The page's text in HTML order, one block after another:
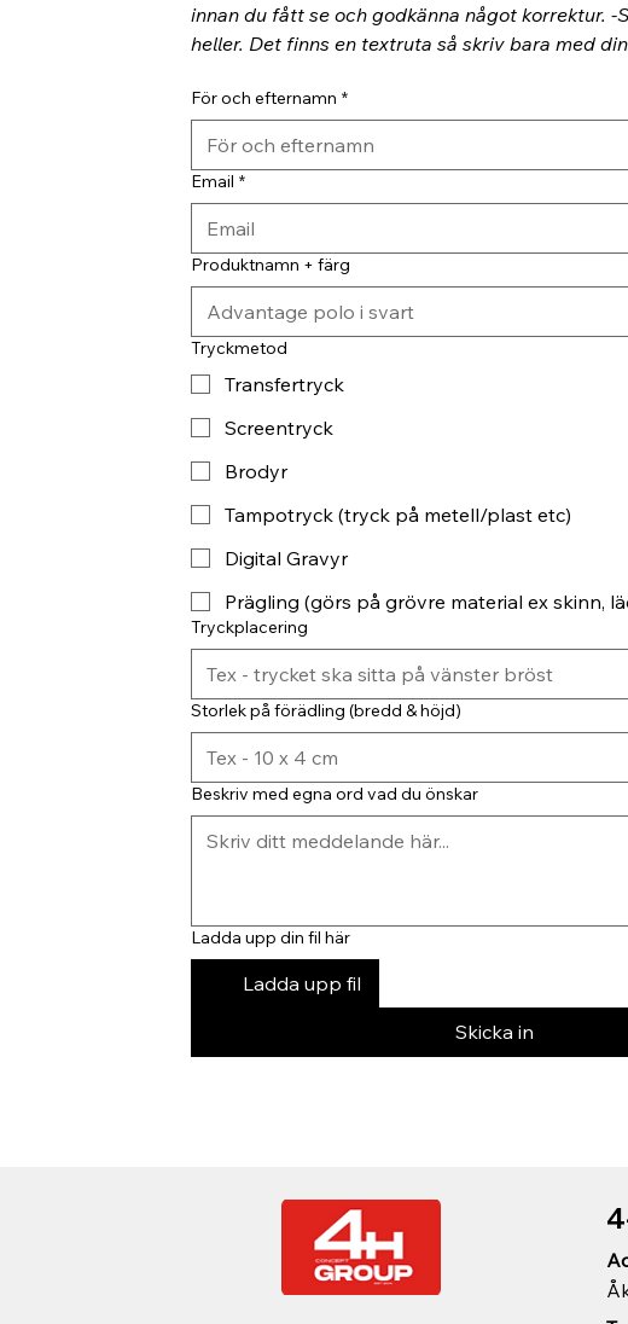
innan du fått se och godkänna något korrektur.
heller. Det finns en textruta så skriv bara med
För och efternamn *
Email *
Produktnamn + färg
Tryckmetod
Transfertryck
Screentryck
Brodyr
Tampotryck (tryck på metell/plast etc)
Digital Gravyr
Prägling (görs på grövre material ex skinn,
Tryckplacering
Storlek på förädling (bredd & höjd)
Beskriv med egna ord vad du önskar
Ladda upp din fil här
Ladda upp fil
Skicka in